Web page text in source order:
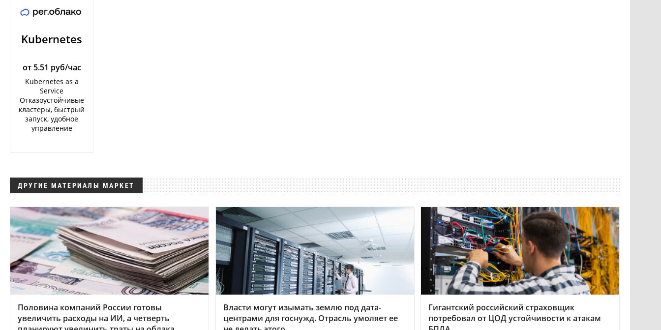
Kubernetes
от 5.51 руб/час
Kubernetes as a
Service
Отказоустойчивые
кластеры, быстрый
запуск, удобное
управление
ДРУГИЕ МАТЕРИАЛЫ МАРКЕТ
Половина компаний России готовы
увеличить расходы на ИИ, а четверть
Власти могут изымать землю под дата-
центрами для госнужд. Отрасль умоляет ее
Гигантский российский страховщик
потребовал от ЦОД устойчивости к атакам